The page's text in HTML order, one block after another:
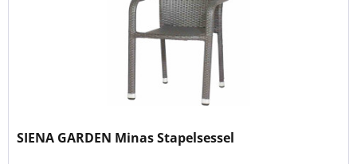
SIENA GARDEN Minas Stapelsessel